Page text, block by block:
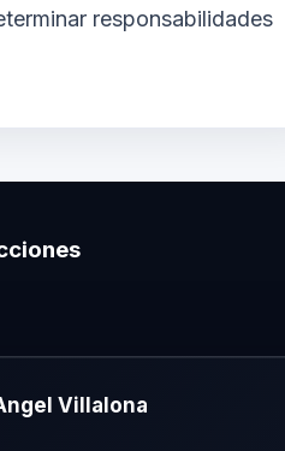
responsabilidades
Villalona